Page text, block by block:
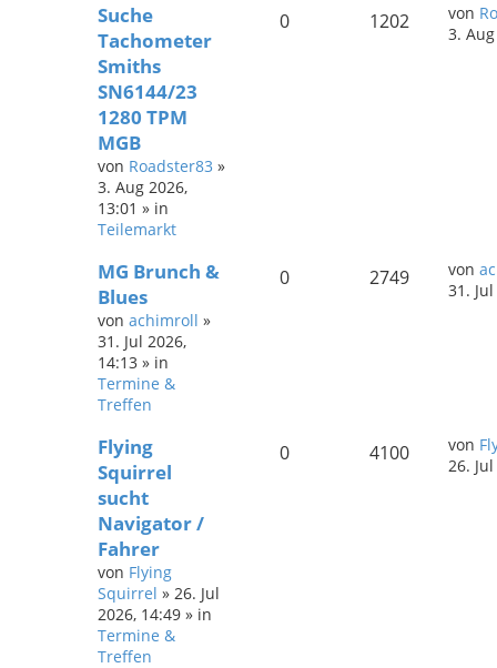
Suche
Tachometer
Smiths
SN6144/23
1280 TPM
MGB
von Roadster83 »
3. Aug 2026,
13:01 » in
Teilemarkt
0 1202 von
3.
MG Brunch &
Blues
von achimroll »
31. Jul 2026,
14:13 » in
Termine &
Treffen
0 2749 von
31.
Flying
Squirrel
sucht
Navigator /
Fahrer
von Flying
Squirrel » 26. Jul
2026, 14:49 » in
Termine &
Treffen
0 4100 von
26.